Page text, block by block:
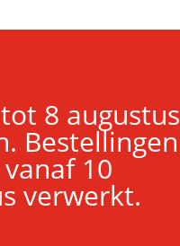
8 augustus
Bestellingen
10
verwerkt.